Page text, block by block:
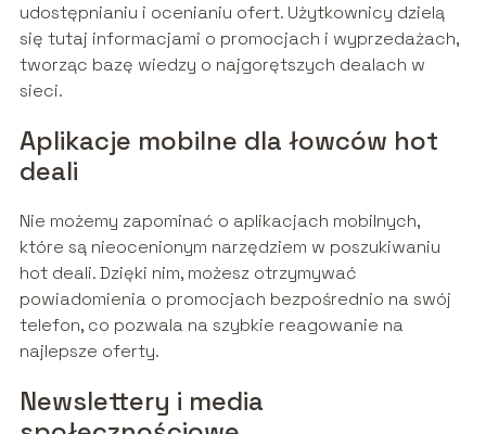
udostępnianiu i ocenianiu ofert. Użytkownicy dzielą
się tutaj informacjami o promocjach i wyprzedażach,
tworząc bazę wiedzy o najgorętszych dealach w
sieci.
Aplikacje mobilne dla łowców hot
deali
Nie możemy zapominać o aplikacjach mobilnych,
które są nieocenionym narzędziem w poszukiwaniu
hot deali. Dzięki nim, możesz otrzymywać
powiadomienia o promocjach bezpośrednio na swój
telefon, co pozwala na szybkie reagowanie na
najlepsze oferty.
Newslettery i media